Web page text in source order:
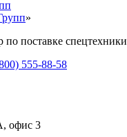
»
поставке спецтехники
555-88-58
офис 3